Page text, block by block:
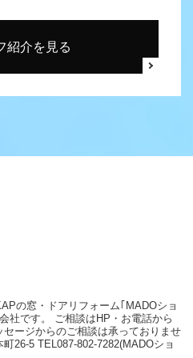
紹介を見る
の窓・ドアリフォーム｢MADOショ
社です。
ご相談はHP・お電話から
ージからのご相談は承っておりませ
町26-5 TEL087-802-7282(MADOショ